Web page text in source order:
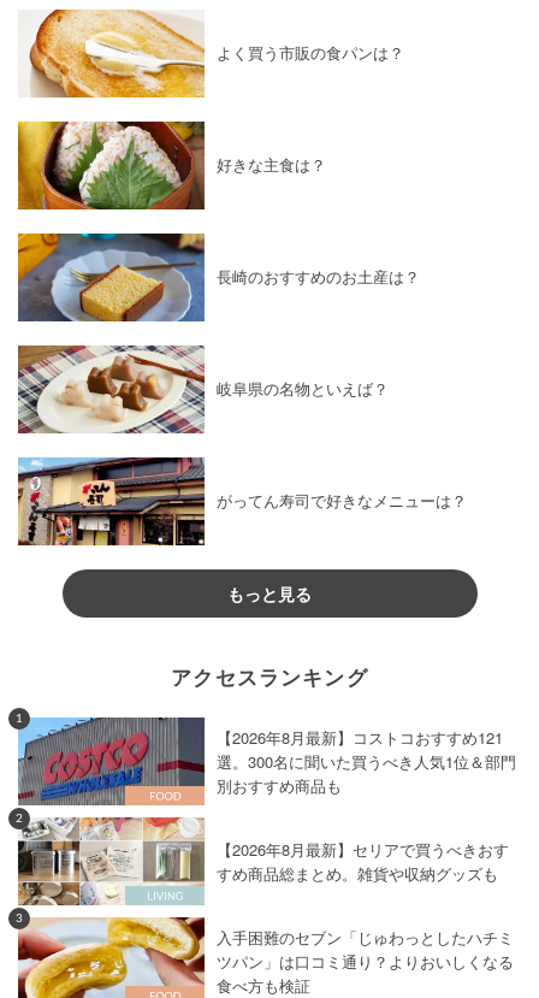
よく買う市販の食パンは？
好きな主食は？
長崎のおすすめのお土産は？
岐阜県の名物といえば？
がってん寿司で好きなメニューは？
もっと見る
アクセスランキング
1
【2026年8月最新】コストコおすすめ121
選。300名に聞いた買うべき人気1位＆部門
別おすすめ商品も
2
【2026年8月最新】セリアで買うべきおす
すめ商品総まとめ。雑貨や収納グッズも
3
入手困難のセブン「じゅわっとしたハチミ
ツパン」は口コミ通り？よりおいしくなる
食べ方も検証